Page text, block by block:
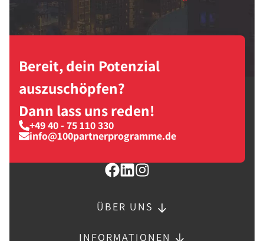
Bereit, dein Potenzial
auszuschöpfen?
Dann lass uns reden!
+49 40 - 75 110 330
info@100partnerprogramme.de
ÜBER UNS
INFORMATIONEN